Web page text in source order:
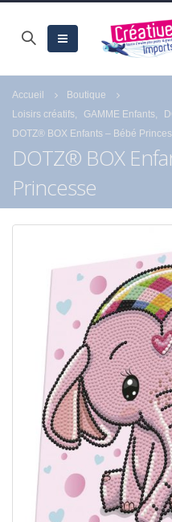
Accueil
Boutique
Loisirs créatifs
GAMME Enfants
DOTZ® BOX Enfants – Bébé
DOTZ® BOX
Princesse